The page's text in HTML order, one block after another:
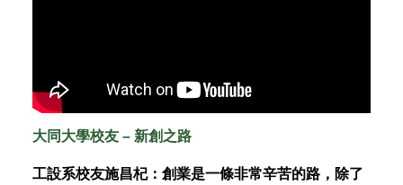
大同大學校友 – 新創之路
工設系校友施昌杞：創業是一條非常辛苦的路，除了